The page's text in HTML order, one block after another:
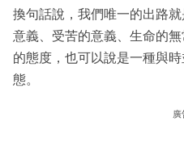
換句話說，我們唯一的出路
意義、受苦的意義、生命的
的態度，也可以說是一種與
態。
廣